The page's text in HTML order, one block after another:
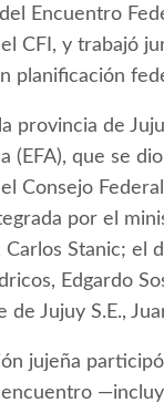
Encuentro
CFI, y trabajó
planificación
provincia de
(EFA), que se
Consejo
por el
Carlos Stanic; el
Edgardo
de Jujuy S.E.,
jujeña